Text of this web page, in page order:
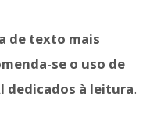
de texto mais
se o uso de
dedicados à leitura.